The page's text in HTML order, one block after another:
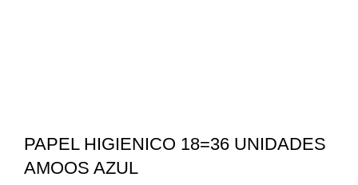
PAPEL HIGIENICO 18=36 UNIDADES
AMOOS AZUL